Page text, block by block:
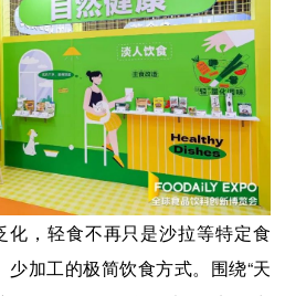
化，轻食不再只是沙拉等特定食
加工的极简饮食方式。围绕“天